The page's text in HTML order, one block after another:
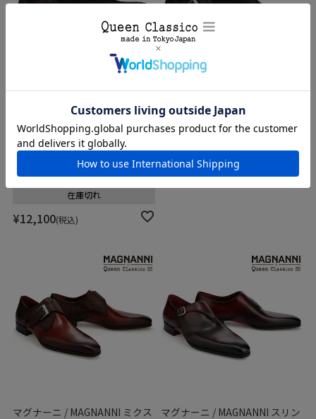
クインクラシコ メンズ ドレスシ
ューズ スエードダブルモンク
QueenClassico 3193-5
レビューキャンペーン対象
¥12,100 税込
在庫切れ
マグナーニ / MAGNANNIミクス
トメディア シングルモンク スペ
イン製 23040
¥90,200 税込
マグナーニ / MAGNANNI ミクス
マグナーニ / MAGNANNI スリン